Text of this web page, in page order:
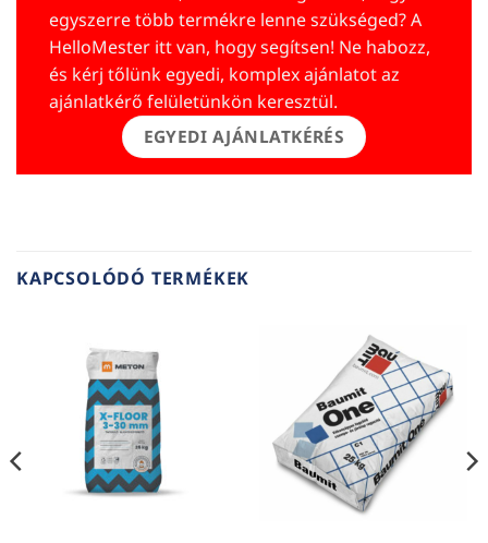
egyszerre több termékre lenne szükséged? A
HelloMester itt van, hogy segítsen! Ne habozz,
és kérj tőlünk egyedi, komplex ajánlatot az
ajánlatkérő felületünkön keresztül.
EGYEDI AJÁNLATKÉRÉS
KAPCSOLÓDÓ TERMÉKEK